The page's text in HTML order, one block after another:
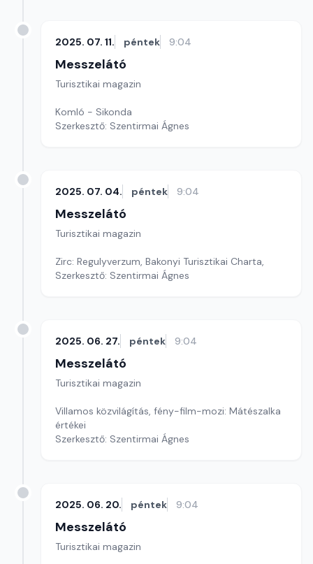
2025. 07. 11. péntek 9:04
Messzelátó
Turisztikai magazin
Komló - Sikonda
Szerkesztő: Szentirmai Ágnes
2025. 07. 04. péntek 9:04
Messzelátó
Turisztikai magazin
Zirc: Regulyverzum, Bakonyi Turisztikai Charta,
Szerkesztő: Szentirmai Ágnes
2025. 06. 27. péntek 9:04
Messzelátó
Turisztikai magazin
Villamos közvilágítás, fény-film-mozi: Mátészalka
értékei
Szerkesztő: Szentirmai Ágnes
2025. 06. 20. péntek 9:04
Messzelátó
Turisztikai magazin